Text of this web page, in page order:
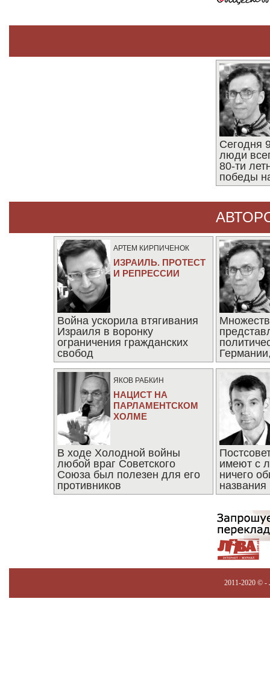
Сегодня
люди
80-ти
победы
АРТЕМ КИРПИЧЕНОК
ИЗРАИЛЬ. ПРОТЕСТ
И РЕПРЕССИИ
Война ускорила втягивания
Израиля в воронку
ограничения гражданских
свобод
ЯКОВ РАБКИН
НАЦИСТ НА
ПАРЛАМЕНТСКОМ
ХОЛМЕ
В ходе Холодной войны
любой враг Советского
Союза был полезен для его
противников
имеют с
ничего
названия
2011-2020 © -